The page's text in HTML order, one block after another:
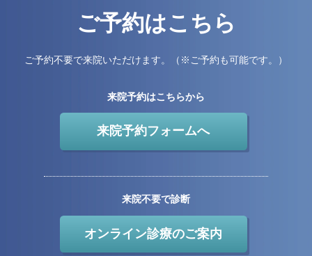
ご予約はこちら
ご予約不要で来院いただけます。（※ご予約も可能です。）
来院予約はこちらから
来院予約フォームへ
来院不要で診断
オンライン診療のご案内